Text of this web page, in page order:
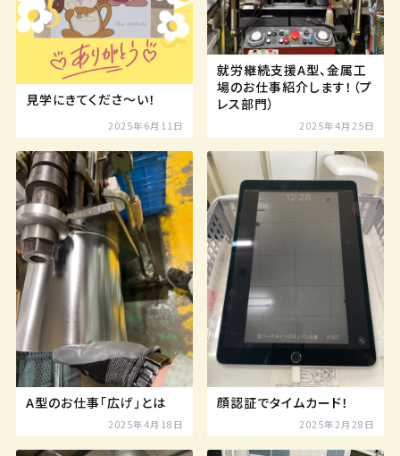
見学にきてくださ～い！
2025年6月11日
就労継続支援A型、金属工
場のお仕事紹介します！（プ
レス部門）
2025年4月25日
A型のお仕事「広げ」とは
2025年4月18日
顔認証でタイムカード！
2025年2月28日